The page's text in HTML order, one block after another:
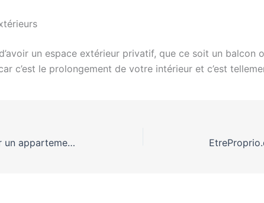
un espace extérieur privatif, que ce soit un balcon
c’est le prolongement de votre intérieur et c’est
Bon plan Immobilier : acheter un appartement ou une maison à rénover